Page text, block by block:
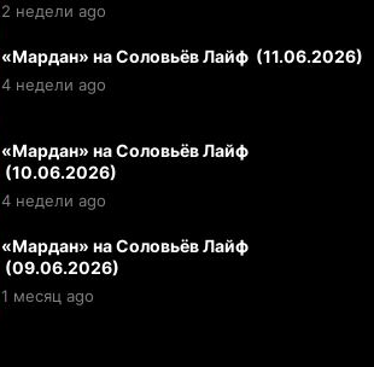
2 недели ago
«Мардан» на Соловьёв Лайф (11.06.2026)
4 недели ago
«Мардан» на Соловьёв Лайф
(10.06.2026)
4 недели ago
«Мардан» на Соловьёв Лайф
(09.06.2026)
1 месяц ago